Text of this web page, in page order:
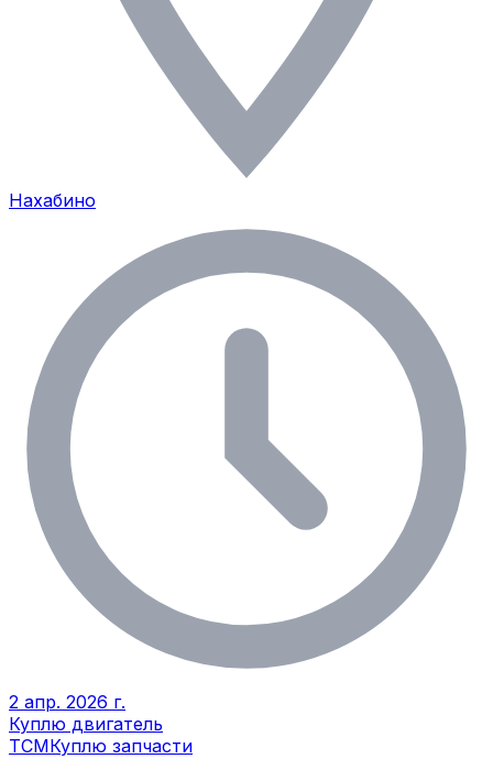
Нахабино
2 апр. 2026 г.
Куплю двигатель
TCMКуплю запчасти